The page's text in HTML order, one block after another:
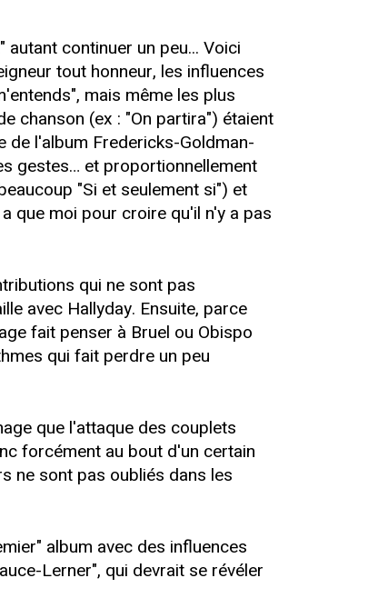
continuer un peu... Voici
tout honneur, les influences
mais même les plus
chanson (ex : "On partira") étaient
de l'album Fredericks-Goldman-
gestes… et proportionnellement
"Si et seulement si") et
que moi pour croire qu'il n'y a pas
qui ne sont pas
avec Hallyday. Ensuite, parce
fait penser à Bruel ou Obispo
qui fait perdre un peu
que l'attaque des couplets
forcément au bout d'un certain
ne sont pas oubliés dans les
album avec des influences
Lerner", qui devrait se révéler